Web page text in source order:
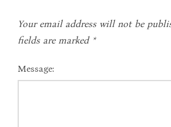
Your email address will not be
fields are marked *
Message: